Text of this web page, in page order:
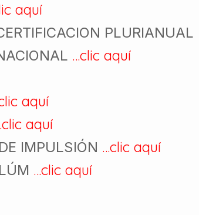
aquí
PLURIANUAL
…clic aquí
aquí
aquí
IMPULSIÓN …clic aquí
…clic aquí